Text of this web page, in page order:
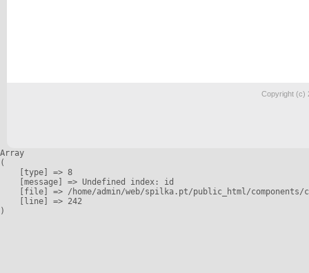
Copyright (c)
Array
(
    [type] => 8
    [message] => Undefined index: id
[file] => /home/admin/web/spilka.pt/public_html/
    [line] => 242